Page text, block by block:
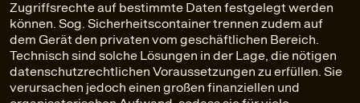
Zugriffsrechte auf bestimmte Daten festgelegt werden
können. Sog. Sicherheitscontainer trennen zudem auf
dem Gerät den privaten vom geschäftlichen Bereich.
Technisch sind solche Lösungen in der Lage, die nötigen
datenschutzrechtlichen Voraussetzungen zu erfüllen. Sie
verursachen jedoch einen großen finanziellen und